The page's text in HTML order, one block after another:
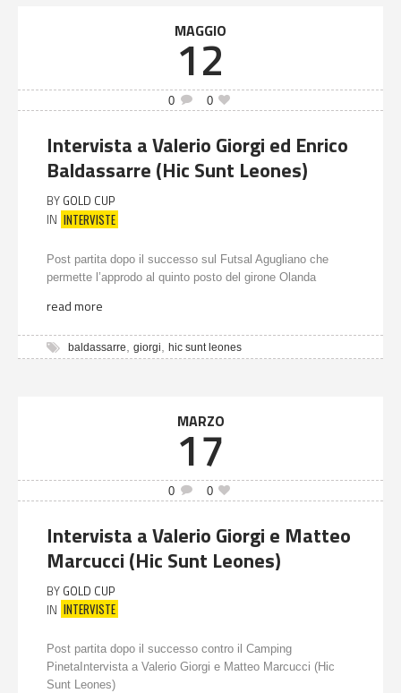
MAGGIO
12
0 0
Intervista a Valerio Giorgi ed Enrico
Baldassarre (Hic Sunt Leones)
BY GOLD CUP
IN INTERVISTE
Post partita dopo il successo sul Futsal Agugliano che
permette l’approdo al quinto posto del girone Olanda
read more
baldassarre giorgi hic sunt leones
MARZO
17
0 0
Intervista a Valerio Giorgi e Matteo
Marcucci (Hic Sunt Leones)
BY GOLD CUP
IN INTERVISTE
Post partita dopo il successo contro il Camping
PinetaIntervista a Valerio Giorgi e Matteo Marcucci (Hic
Sunt Leones)